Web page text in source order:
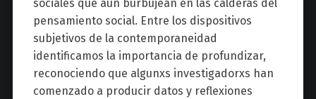
sociales que aún burbujean en las calderas del
pensamiento social. Entre los dispositivos
subjetivos de la contemporaneidad
identificamos la importancia de profundizar,
reconociendo que algunxs investigadorxs han
comenzado a producir datos y reflexiones